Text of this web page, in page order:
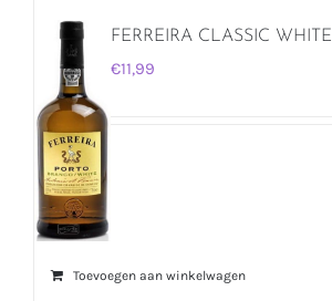
FERREIRA CLASSIC WHITE
€11,99
Toevoegen aan winkelwagen